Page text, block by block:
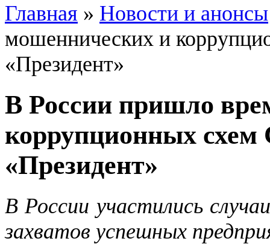
Главная » Новости и анонсы
мошеннических и
«Президент»
В России пришло
коррупционных схем
«Президент»
В России участились
захватов успешных